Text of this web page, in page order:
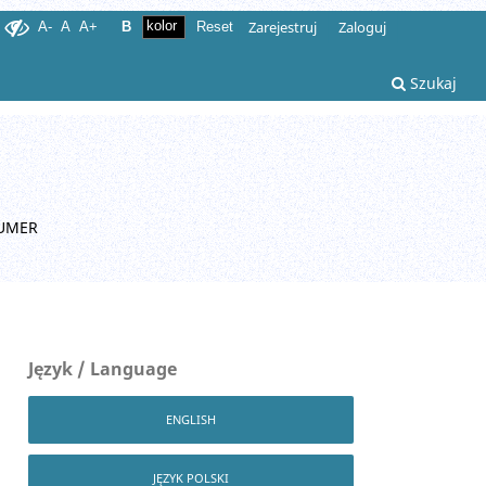
Szukaj
A- A A+ B Reset Zarejestruj Zaloguj
Język / Language
ENGLISH
JĘZYK POLSKI